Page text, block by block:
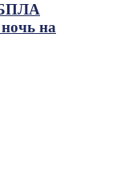
БПЛА
на